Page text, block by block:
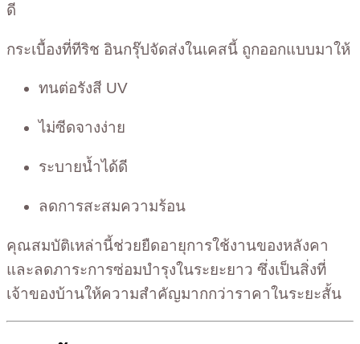
ดี
กระเบื้องที่ทีริช อินกรุ๊ปจัดส่งในเคสนี้ ถูกออกแบบมาให้
ทนต่อรังสี UV
ไม่ซีดจางง่าย
ระบายน้ำได้ดี
ลดการสะสมความร้อน
คุณสมบัติเหล่านี้ช่วยยืดอายุการใช้งานของหลังคา
และลดภาระการซ่อมบำรุงในระยะยาว ซึ่งเป็นสิ่งที่
เจ้าของบ้านให้ความสำคัญมากกว่าราคาในระยะสั้น